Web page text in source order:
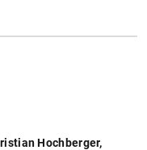
Hochberger,